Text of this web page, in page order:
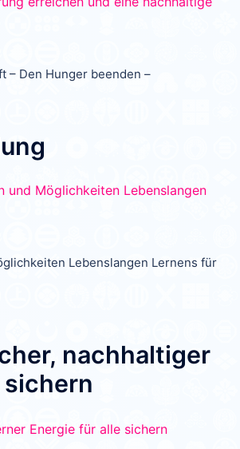
– Den Hunger beenden –
Lebenslangen Lernens für
nachhaltiger
sichern